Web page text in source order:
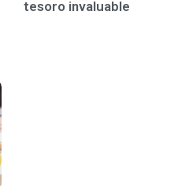
tesoro invaluable